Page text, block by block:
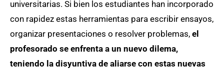
universitarias. Si bien los estudiantes han incorporado
con rapidez estas herramientas para escribir ensayos,
organizar presentaciones o resolver problemas, el
profesorado se enfrenta a un nuevo dilema,
teniendo la disyuntiva de aliarse con estas nuevas